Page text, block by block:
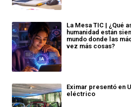
La Mesa TIC | ¿Qué
humanidad están
mundo donde las
vez más cosas?
Eximar presentó en
eléctrico